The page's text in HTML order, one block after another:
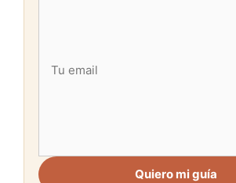
Quiero mi guía